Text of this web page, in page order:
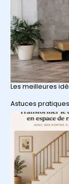
Les meilleures
Par rapport à
Astuces pratiques